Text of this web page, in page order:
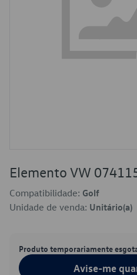
Elemento VW
Compatibilidade: Golf
Unidade de venda: Unitário(a)
Produto temporariamente
Avise-me